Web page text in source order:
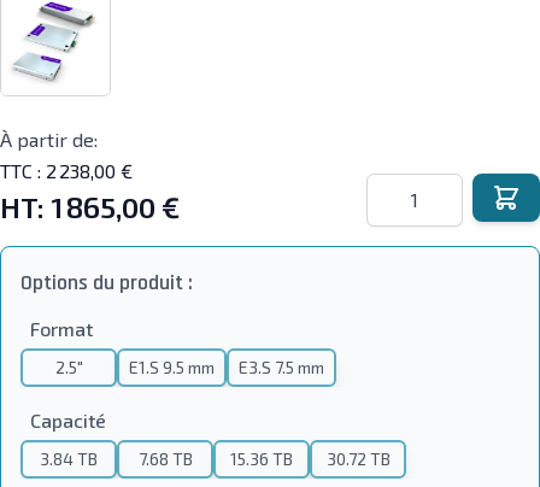
À partir de:
TTC : 2 238,00 €
HT: 1 865,00 €
Quantité
Options du produit :
Format
2.5" E1.S 9.5 mm E3.S 7.5 mm
Capacité
3.84 TB 7.68 TB 15.36 TB 30.72 TB